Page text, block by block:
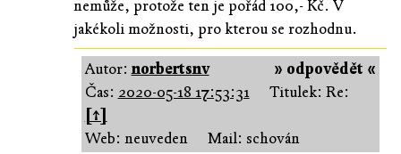
nemůže, protože ten je pořád 100,- Kč. V
jakékoli možnosti, pro kterou se rozhodnu.
» odpovědět «
Autor:norbertsnv
Čas: 2020-05-18 17:53:31
Titulek: Re:
[↑]
Web: neuveden
Mail: schován